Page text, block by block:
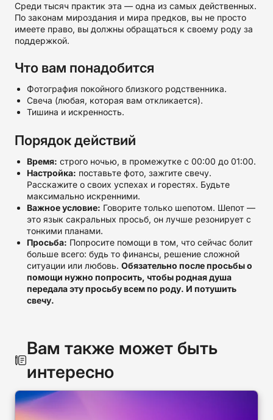
Среди тысяч практик эта — одна из самых действенных.
По законам мироздания и мира предков, вы не просто
имеете право, вы должны обращаться к своему роду за
поддержкой.
Что вам понадобится
Фотография покойного близкого родственника.
Свеча (любая, которая вам откликается).
Тишина и искренность.
Порядок действий
Время: строго ночью, в промежутке с 00:00 до 01:00.
Настройка: поставьте фото, зажгите свечу.
Расскажите о своих успехах и горестях. Будьте
максимально искренними.
Важное условие: Говорите только шепотом. Шепот —
это язык сакральных просьб, он лучше резонирует с
тонкими планами.
Просьба: Попросите помощи в том, что сейчас болит
больше всего: будь то финансы, решение сложной
ситуации или любовь. Обязательно после просьбы о
помощи нужно попросить, чтобы родная душа
передала эту просьбу всем по роду. И потушить
свечу.
Вам также может быть
интересно